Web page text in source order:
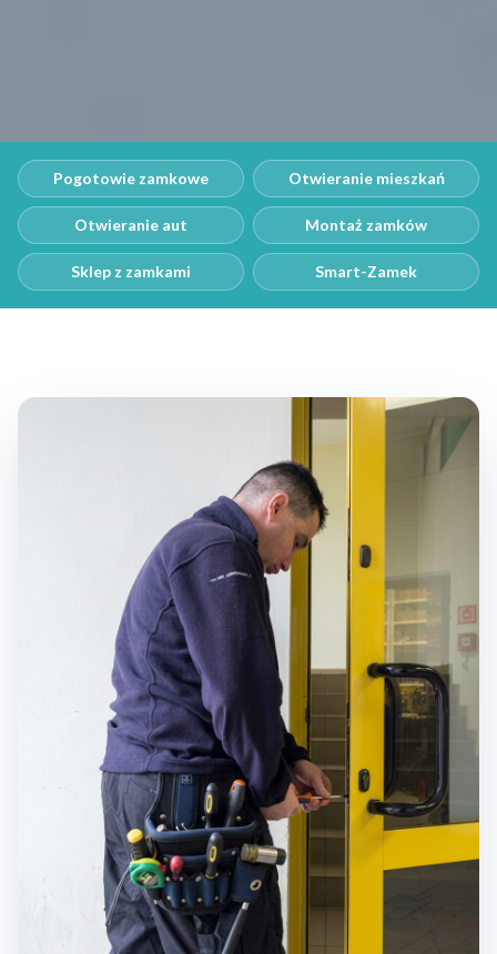
Pogotowie zamkowe Otwieranie mieszkań
Otwieranie aut Montaż zamków
Sklep z zamkami Smart-Zamek